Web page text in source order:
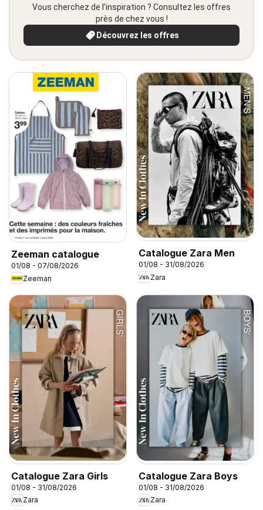
Vous cherchez de l’inspiration ? Consultez les offres
près de chez vous !
Découvrez les offres
Zeeman catalogue
01/08 - 07/08/2026
Zeeman
Catalogue Zara Men
01/08 - 31/08/2026
Zara
Catalogue Zara Girls
01/08 - 31/08/2026
Zara
Catalogue Zara Boys
01/08 - 31/08/2026
Zara